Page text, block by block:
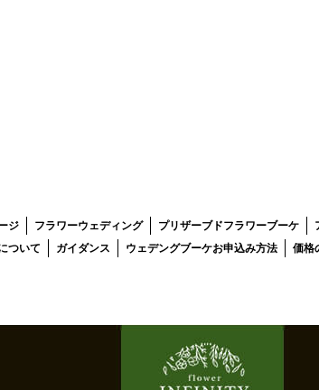
ジ フラワーウェディング プリザーブドフラワーブーケ
ついて
ガイダンス ウェデングブーケお申込み方法 価格